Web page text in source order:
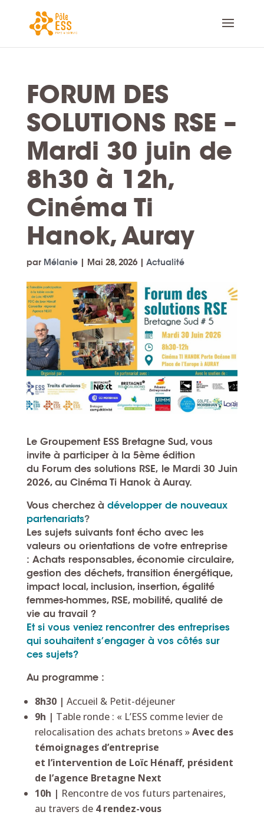
FORUM DES
SOLUTIONS RSE –
Mardi 30 juin de
8h30 à 12h,
Cinéma Ti
Hanok, Auray
par Mélanie| Mai 28, 2026| Actualité
Le Groupement ESS Bretagne Sud, vous
invite à participer à la 5ème édition
duForum des solutions RSE, le Mardi 30 Juin
2026, au Cinéma Ti Hanok à Auray.
Vous cherchez à développer de nouveaux
partenariats?
Les sujets suivants font écho avec les
valeurs ou orientations de votre entreprise
: Achats responsables, économie circulaire,
gestion des déchets, transition énergétique,
impact local, inclusion, insertion, égalité
femmes-hommes, RSE, mobilité, qualité de
vie au travail ?
Et si vous veniez rencontrer des entreprises
qui souhaitent s’engager à vos côtés sur
ces sujets?
Au programme :
8h30 | Accueil & Petit-déjeuner
9h | Table ronde : « L’ESS comme levier de
relocalisation des achats bretons »Avec des
témoignages d’entreprise
et l’intervention de Loïc Hénaff, président
de l’agence Bretagne Next
10h | Rencontre de vos futurs partenaires,
au travers de 4 rendez-vous